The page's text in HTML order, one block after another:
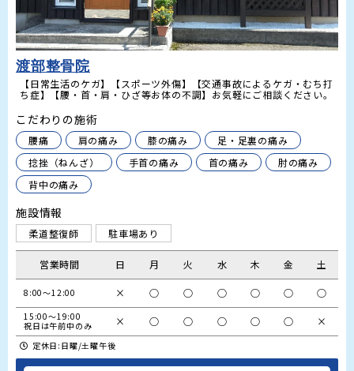
渡部整骨院
【日常生活のケガ】【スポーツ外傷】【交通事故によるケガ・むち打
ち症】【腰・首・肩・ひざ等お体の不調】お気軽にご相談ください。
こだわりの施術
腰痛 肩の痛み 膝の痛み
足・足裏の痛み
捻挫（ねんざ）
手首の痛み 首の痛み
肘の痛み
背中の痛み
施設情報
柔道整復師 駐車場あり
営業時間 日 月 火 水 木 金 土
× ○ ○ ○ ○ ○ ○
15:00～19:00
祝日は午前中のみ
× ○ ○ ○ ○ ○ ×
定休日:日曜/土曜午後